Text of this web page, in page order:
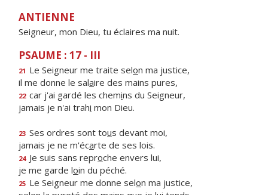
ANTIENNE
Seigneur, mon Dieu, tu éclaires ma nuit.
PSAUME : 17 - III
21 Le Seigneur me traite selon ma justice,
il me donne le salaire des mains pures,
22 car j'ai gardé les chemins du Seigneur,
jamais je n'ai trahi mon Dieu.
23 Ses ordres sont tous devant moi,
jamais je ne m'écarte de ses lois.
24 Je suis sans reproche envers lui,
je me garde loin du péché.
25 Le Seigneur me donne selon ma justice,